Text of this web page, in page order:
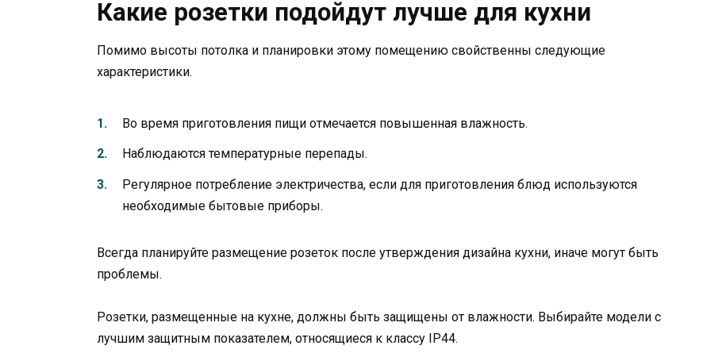
Какие розетки подойдут лучше для кухни
Помимо высоты потолка и планировки этому помещению свойственны следующие
характеристики.
Во время приготовления пищи отмечается повышенная влажность.
Наблюдаются температурные перепады.
Регулярное потребление электричества, если для приготовления блюд используются
необходимые бытовые приборы.
Всегда планируйте размещение розеток после утверждения дизайна кухни, иначе могут быть
проблемы.
Розетки, размещенные на кухне, должны быть защищены от влажности. Выбирайте модели с
лучшим защитным показателем, относящиеся к классу IP44.